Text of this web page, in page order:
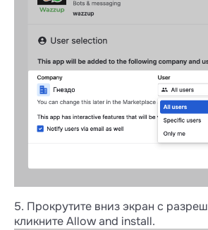
5. Прокрутите вниз экран с
кликните Allow and install.